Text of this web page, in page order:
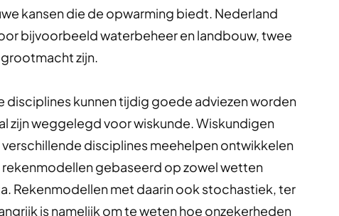
kansen die de opwarming biedt. Nederland
bijvoorbeeld waterbeheer en landbouw, twee
zijn.
disciplines kunnen tijdig goede adviezen worden
zijn weggelegd voor wiskunde. Wiskundigen
disciplines meehelpen ontwikkelen
rekenmodellen gebaseerd op zowel wetten
Rekenmodellen met daarin ook stochastiek, ter
is namelijk om te weten hoe onzekerheden